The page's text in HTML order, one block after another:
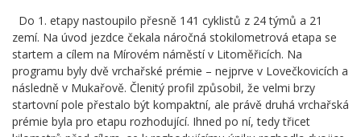
Do 1. etapy nastoupilo přesně 141 cyklistů z 24 týmů a 21
zemí. Na úvod jezdce čekala náročná stokilometrová etapa se
startem a cílem na Mírovém náměstí v Litoměřicích. Na
programu byly dvě vrchařské prémie – nejprve v Lovečkovicích a
následně v Mukařově. Členitý profil způsobil, že velmi brzy
startovní pole přestalo být kompaktní, ale právě druhá vrchařská
prémie byla pro etapu rozhodující. Ihned po ní, tedy třicet